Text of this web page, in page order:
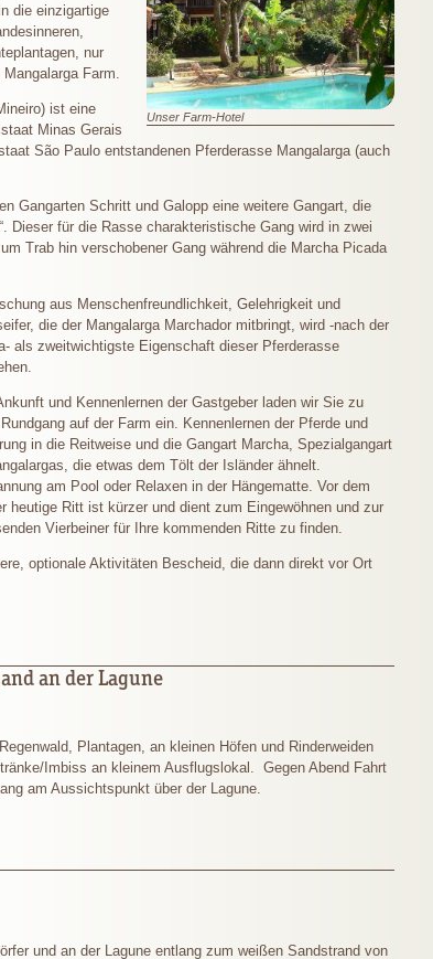
Unser Farm-Hotel
die einzigartige
nur
Farm.
ist eine
Minas Gerais
São Paulo entstandenen Pferderasse Mangalarga (auch
Gangarten Schritt und Galopp eine weitere Gangart, die
Dieser für die Rasse charakteristische Gang wird in zwei
Trab hin verschobener Gang während die Marcha Picada
aus Menschenfreundlichkeit, Gelehrigkeit und
die der Mangalarga Marchador mitbringt, wird -nach der
als zweitwichtigste Eigenschaft dieser Pferderasse
und Kennenlernen der Gastgeber laden wir Sie zu
auf der Farm ein. Kennenlernen der Pferde und
in die Reitweise und die Gangart Marcha, Spezialgangart
die etwas dem Tölt der Isländer ähnelt.
am Pool oder Relaxen in der Hängematte. Vor dem
heutige Ritt ist kürzer und dient zum Eingewöhnen und zur
Vierbeiner für Ihre kommenden Ritte zu finden.
optionale Aktivitäten Bescheid, die dann direkt vor Ort
an der Lagune
Plantagen, an kleinen Höfen und Rinderweiden
Imbiss an kleinem Ausflugslokal. Gegen Abend Fahrt
am Aussichtspunkt über der Lagune.
und an der Lagune entlang zum weißen Sandstrand von